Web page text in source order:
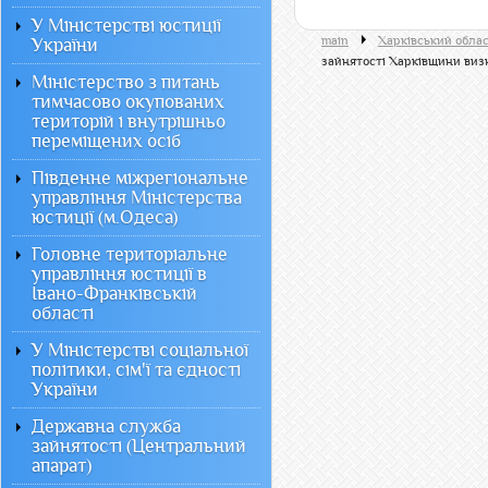
main
Харківський
зайнятості Харківщини
У Міністерстві юстиції
України
Міністерство з питань
тимчасово окупованих
територій і внутрішньо
переміщених осіб
Південне міжрегіональне
управління Міністерства
юстиції (м.Одеса)
Головне територіальне
управління юстиції в
Івано-Франківській
області
У Міністерстві соціальної
політики, сім'ї та єдності
України
Державна служба
зайнятості (Центральний
апарат)